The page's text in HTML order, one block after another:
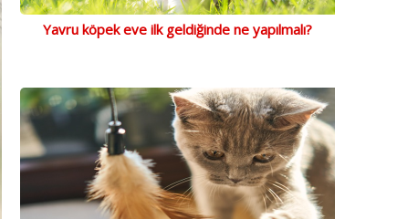
Yavru köpek eve ilk geldiğinde ne yapılmalı?